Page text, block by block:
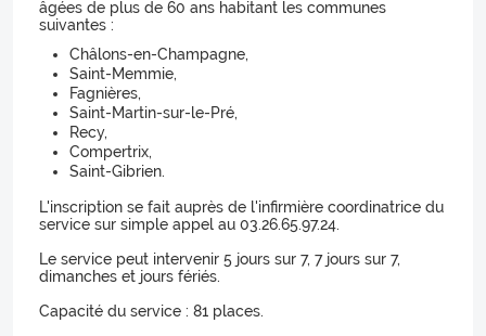
âgées de plus de 60 ans habitant les communes
suivantes :
Châlons-en-Champagne,
Saint-Memmie,
Fagnières,
Saint-Martin-sur-le-Pré,
Recy,
Compertrix,
Saint-Gibrien.
L'inscription se fait auprès de l'infirmière coordinatrice du
service sur simple appel au 03.26.65.97.24.
Le service peut intervenir 5 jours sur 7, 7 jours sur 7,
dimanches et jours fériés.
Capacité du service : 81 places.